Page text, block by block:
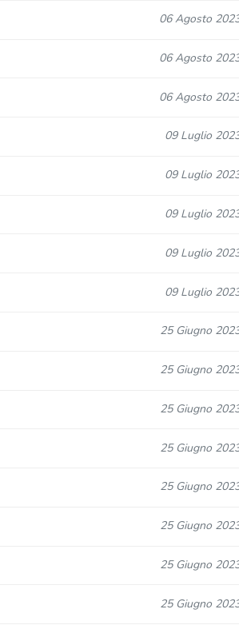
06 Agosto
06 Agosto
06 Agosto
09 Luglio
09 Luglio
09 Luglio
09 Luglio
09 Luglio
25 Giugno
25 Giugno
25 Giugno
25 Giugno
25 Giugno
25 Giugno
25 Giugno
25 Giugno